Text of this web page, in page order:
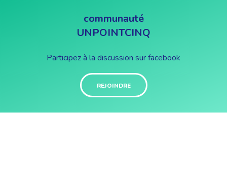
communauté
UNPOINTCINQ
Participez à la discussion sur facebook
REJOINDRE